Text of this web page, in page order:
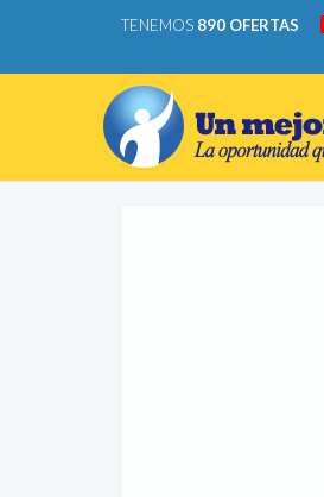
TENEMOS 890 OFERTAS